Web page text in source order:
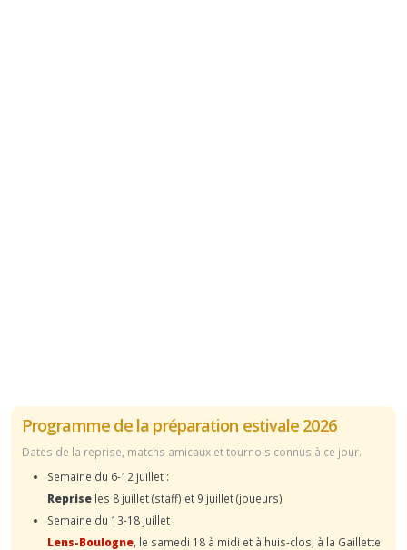
Programme de la préparation estivale 2026
Dates de la reprise, matchs amicaux et tournois connus à ce jour.
Semaine du 6-12 juillet :
Reprise les 8 juillet (staff) et 9 juillet (joueurs)
Semaine du 13-18 juillet :
Lens-Boulogne , le samedi 18 à midi et à huis-clos, à la Gaillette